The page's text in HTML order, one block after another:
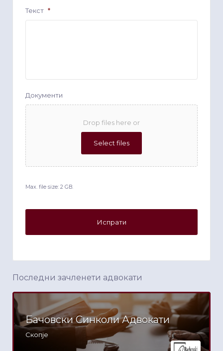
Текст *
Документи
Drop files here or
Select files
Max. file size: 2 GB.
Последни зачленети адвокати
Бачовски Синколи Адвокати
Скопје